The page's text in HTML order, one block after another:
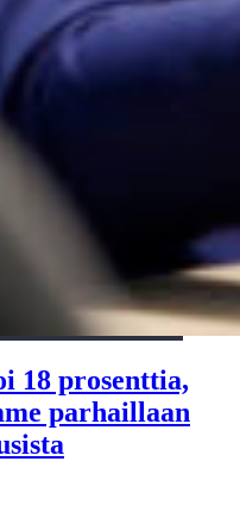
18 prosenttia,
parhaillaan